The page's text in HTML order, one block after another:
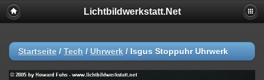
Lichtbildwerkstatt.Net
Startseite / Tech / Uhrwerk / Isgus Stoppuhr Uhrwerk